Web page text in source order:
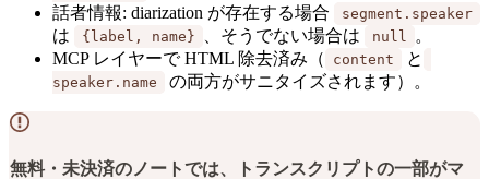
話者情報: diarization が存在する場合
segment.speaker
は {label, name} 、そうでない場合は null
。
MCP レイヤーで HTML 除去済み（
content と
speaker.name の両方がサニタイズされます）。
無料・未決済のノートでは、トランスクリプトの一部がマ